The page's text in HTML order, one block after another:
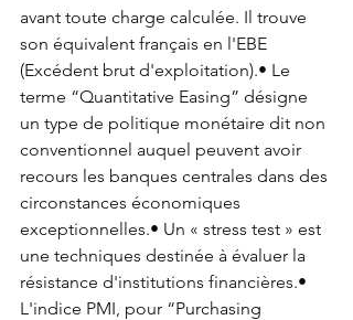
avant toute charge calculée. Il trouve
son équivalent français en l'EBE
(Excédent brut d'exploitation).• Le
terme “Quantitative Easing” désigne
un type de politique monétaire dit non
conventionnel auquel peuvent avoir
recours les banques centrales dans des
circonstances économiques
exceptionnelles.• Un « stress test » est
une techniques destinée à évaluer la
résistance d'institutions financières.•
L'indice PMI, pour “Purchasing